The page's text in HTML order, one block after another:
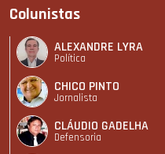
Colunistas
ALEXANDRE LYRA
Política
CHICO PINTO
Jornalista
CLÁUDIO GADELHA
Defensoria